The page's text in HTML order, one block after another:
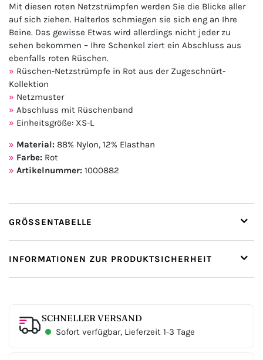
Mit diesen roten Netzstrümpfen werden Sie die Blicke aller
auf sich ziehen. Halterlos schmiegen sie sich eng an Ihre
Beine. Das gewisse Etwas wird allerdings nicht jeder zu
sehen bekommen – Ihre Schenkel ziert ein Abschluss aus
ebenfalls roten Rüschen.
Rüschen-Netzstrümpfe in Rot aus der Zugeschnürt-
Kollektion
Netzmuster
Abschluss mit Rüschenband
Einheitsgröße: XS-L
Material: 88% Nylon, 12% Elasthan
Farbe: Rot
Artikelnummer: 1000882
GRÖSSENTABELLE
INFORMATIONEN ZUR PRODUKTSICHERHEIT
SCHNELLER VERSAND
Sofort verfügbar, Lieferzeit 1-3 Tage